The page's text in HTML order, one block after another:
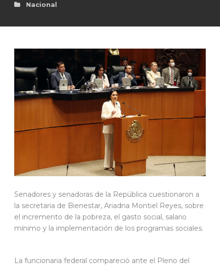
Nacional
Senadores y senadoras de la República cuestionaron a
la secretaria de Bienestar, Ariadna Montiel Reyes, sobre
el incremento de la pobreza, el gasto social, salario
mínimo y la implementación de los programas sociales.
La funcionaria federal compareció ante el Pleno del